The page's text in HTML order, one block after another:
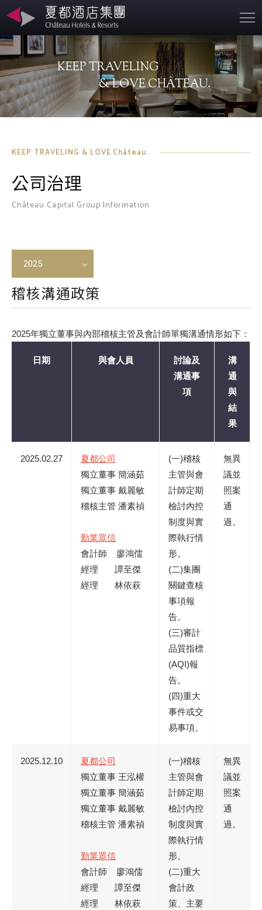
KEEP TRAVELING
& LOVE CHÂTEAU.
KEEP TRAVELING & LOVE Château.
公司治理
Château Capital Group Information
稽核溝通政策
2025年獨立董事與內部稽核主管及會計師單獨溝通情形如下：
日期 與會人員
討論及
溝通事
項
溝
通
與
結
果
2025.02.27
夏都公司
獨立董事 簡涵茹
獨立董事 戴麗敏
稽核主管 潘素禎
勤業眾信
會計師 廖鴻儒
經理 譚至傑
經理 林依萩
(一)稽核
主管與會
計師定期
檢討內控
制度與實
際執行情
形。
(二)集團
關鍵查核
事項報
告。
(三)審計
品質指標
(AQI)報
告。
(四)重大
事件或交
易事項。
無異
議並
照案
通
過。
2025.12.10
夏都公司
獨立董事 王泓權
獨立董事 簡涵茹
獨立董事 戴麗敏
稽核主管 潘素禎
勤業眾信
會計師 廖鴻儒
經理 譚至傑
經理 林依萩
(一)稽核
主管與會
計師定期
檢討內控
制度與實
際執行情
形。
(二)重大
會計政
策、主要
無異
議並
照案
通
過。
2025
營業據點
關於夏都
永續發展
聯絡資訊
投資人專區